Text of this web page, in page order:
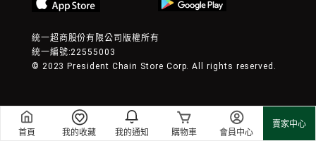
首頁 我的收藏 我的通知 購物車 會員中心
賣家中心
統一超商股份有限公司版權所有
統一編號:22555003
© 2023 President Chain Store Corp. All rights reserved.